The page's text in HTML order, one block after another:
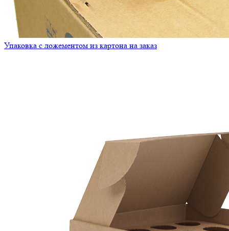
Упаковка с ложементом из картона на заказ